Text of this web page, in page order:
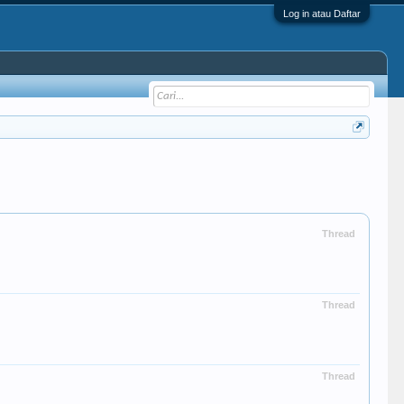
Log in atau Daftar
Thread
Thread
Thread